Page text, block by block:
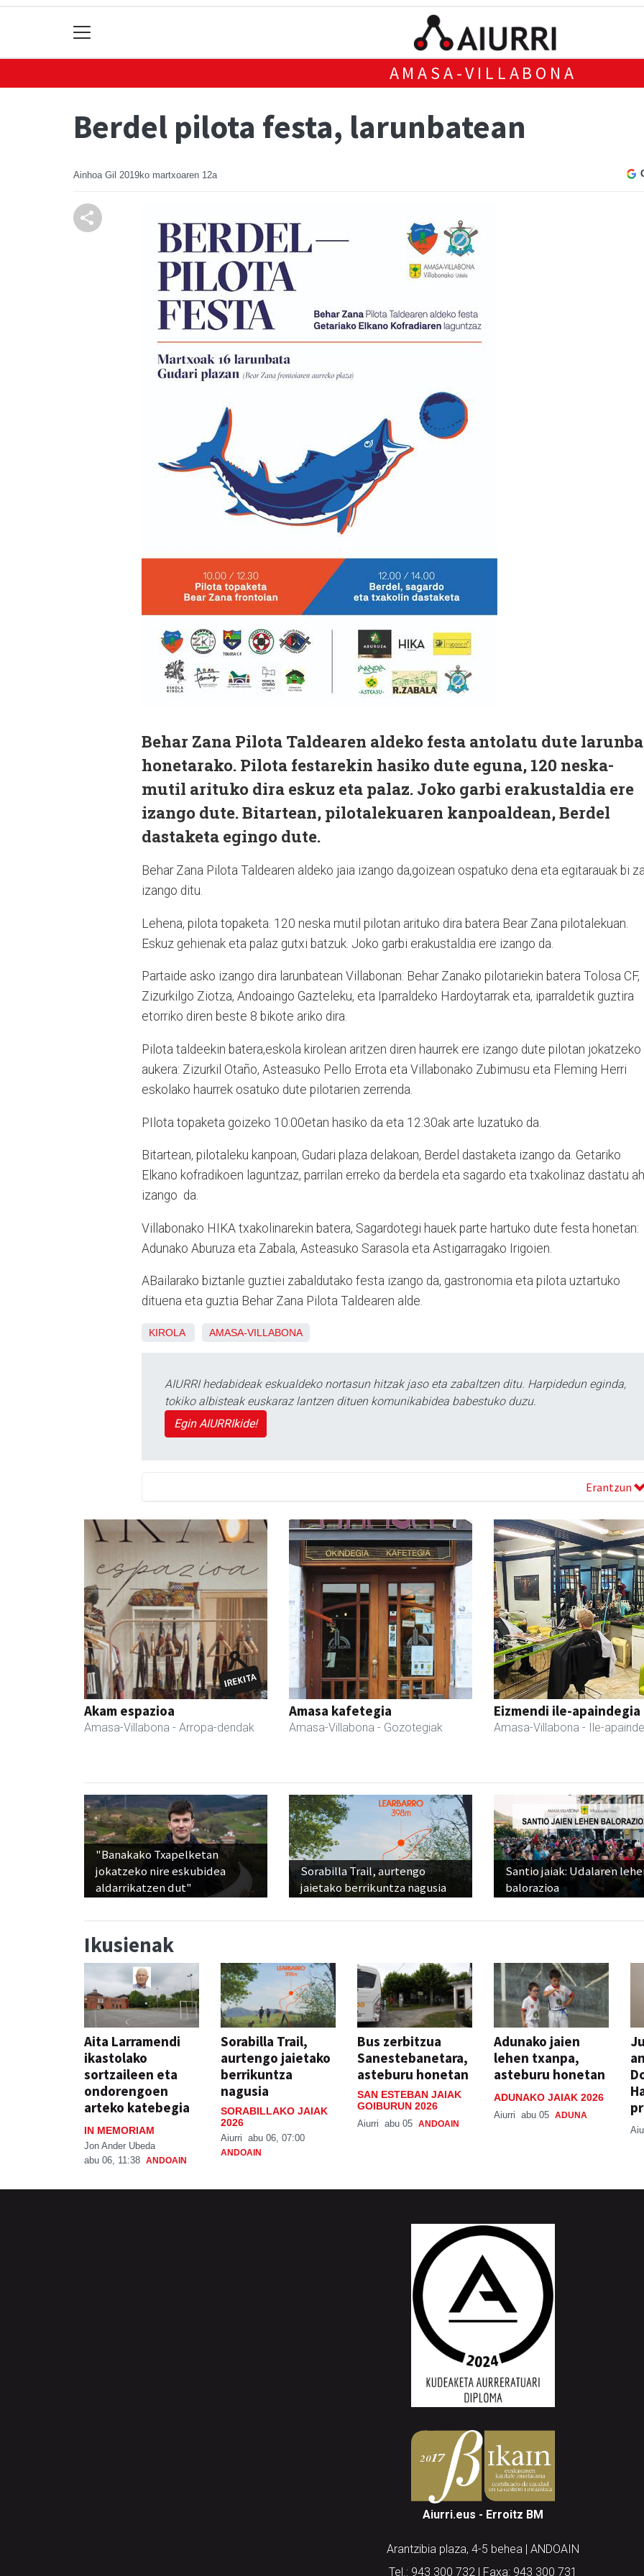
AMASA-VILLABONA
Berdel pilota festa, larunbatean
Ainhoa Gil 2019ko martxoaren 12a
Behar Zana Pilota Taldearen aldeko festa antolatu dute
honetarako. Pilota festarekin hasiko dute eguna, 120 neska-
mutil arituko dira eskuz eta palaz. Joko garbi erakustaldia ere
izango dute. Bitartean, pilotalekuaren kanpoaldean, Berdel
dastaketa egingo dute.
Behar Zana Pilota Taldearen aldeko jaia izango da,goizean ospatuko dena eta egitarauak bi
izango ditu.
Lehena, pilota topaketa. 120 neska mutil pilotan arituko dira batera Bear Zana pilotalekuan.
Eskuz gehienak eta palaz gutxi batzuk. Joko garbi erakustaldia ere izango da.
Partaide asko izango dira larunbatean Villabonan: Behar Zanako pilotariekin batera Tolosa CF,
Zizurkilgo Ziotza, Andoaingo Gazteleku, eta Iparraldeko Hardoytarrak eta, iparraldetik guztira
etorriko diren beste 8 bikote ariko dira.
Pilota taldeekin batera,eskola kirolean aritzen diren haurrek ere izango dute pilotan jokatzeko
aukera: Zizurkil Otaño, Asteasuko Pello Errota eta Villabonako Zubimusu eta Fleming Herri
eskolako haurrek osatuko dute pilotarien zerrenda.
PIlota topaketa goizeko 10:00etan hasiko da eta 12:30ak arte luzatuko da.
Bitartean, pilotaleku kanpoan, Gudari plaza delakoan, Berdel dastaketa izango da. Getariko
Elkano kofradikoen laguntzaz, parrilan erreko da berdela eta sagardo eta txakolinaz dastatu
izango da.
Villabonako HIKA txakolinarekin batera, Sagardotegi hauek parte hartuko dute festa honetan:
Adunako Aburuza eta Zabala, Asteasuko Sarasola eta Astigarragako Irigoien.
ABailarako biztanle guztiei zabaldutako festa izango da, gastronomia eta pilota uztartuko
dituena eta guztia Behar Zana Pilota Taldearen alde.
KIROLA AMASA-VILLABONA
AIURRI hedabideak eskualdeko nortasun hitzak jaso eta zabaltzen ditu. Harpidedun eginda,
tokiko albisteak euskaraz lantzen dituen komunikabidea babestuko duzu.
Egin AIURRIkide!
Erantzun
Akam espazioa
Amasa-Villabona - Arropa-dendak
Amasa kafetegia
Amasa-Villabona - Gozotegiak
Eizmendi ile-apaindegia
Amasa-Villabona - Ile-
"Banakako Txapelketan
jokatzeko nire eskubidea
aldarrikatzen dut"
Sorabilla Trail, aurtengo
jaietako berrikuntza nagusia
Santio jaiak: Udalaren
balorazioa
Ikusienak
Aita Larramendi
ikastolako
sortzaileen eta
ondorengoen
arteko katebegia
IN MEMORIAM
Jon Ander Ubeda
abu 06, 11:38 ANDOAIN
Sorabilla Trail,
aurtengo jaietako
berrikuntza
nagusia
SORABILLAKO JAIAK
2026
Aiurri abu 06, 07:00
ANDOAIN
Bus zerbitzua
Sanestebanetara,
asteburu honetan
SAN ESTEBAN JAIAK
GOIBURUN 2026
Aiurri abu 05 ANDOAIN
Adunako jaien
lehen txanpa,
asteburu honetan
ADUNAKO JAIAK 2026
Aiurri abu 05 ADUNA
Aiurri.eus - Erroitz BM
Arantzibia plaza, 4-5 behea | ANDOAIN
Tel.: 943 300 732 | Faxa: 943 300 731